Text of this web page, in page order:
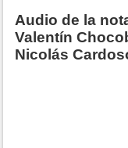
Audio de la
Valentín
Nicolás